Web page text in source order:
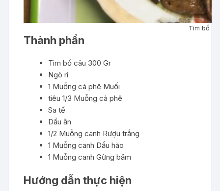
Tim bồ
Thành phần
Tim bồ câu 300 Gr
Ngò rí
1 Muỗng cà phê Muối
tiêu 1/3 Muỗng cà phê
Sa tế
Dầu ăn
1/2 Muỗng canh Rượu trắng
1 Muỗng canh Dầu hào
1 Muỗng canh Gừng băm
Hướng dẫn thực hiện